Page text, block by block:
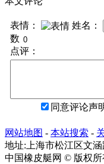
表情： 姓名：
数
点评：
同意评论声
网站地图 - 本站搜索 -
地址:上海市松江区文涵
中国橡皮艇网 © 版权